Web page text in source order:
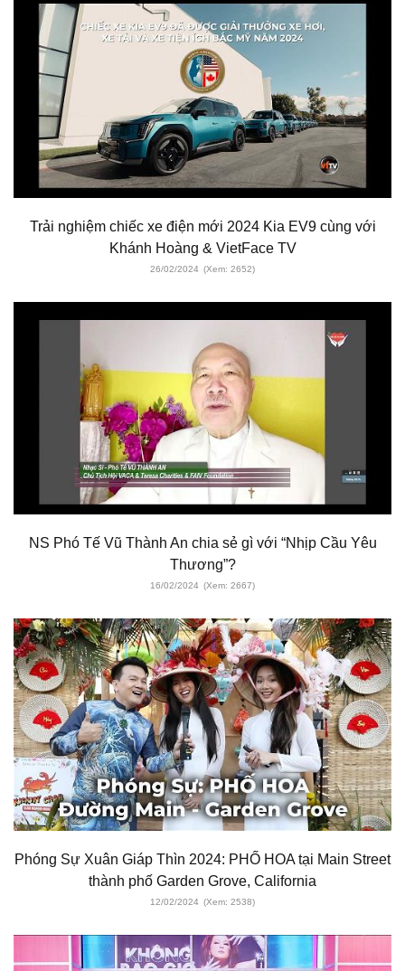
Trải nghiệm chiếc xe điện mới 2024 Kia EV9 cùng với
Khánh Hoàng & VietFace TV
26/02/2024 (Xem: 2652)
NS Phó Tế Vũ Thành An chia sẻ gì với “Nhịp Cầu Yêu
Thương”?
16/02/2024 (Xem: 2667)
Phóng Sự Xuân Giáp Thìn 2024: PHỐ HOA tại Main Street
thành phố Garden Grove, California
12/02/2024 (Xem: 2538)